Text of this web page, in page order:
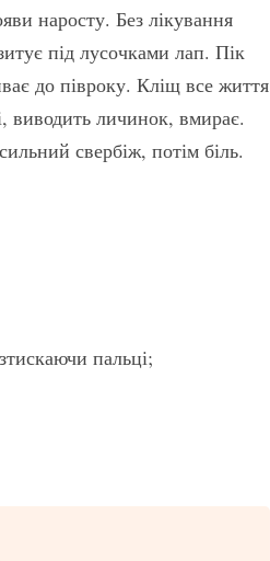
наросту. Без лікування
під лусочками лап. Пік
до півроку. Кліщ все життя
виводить личинок, вмирає.
свербіж, потім біль.
пальці;